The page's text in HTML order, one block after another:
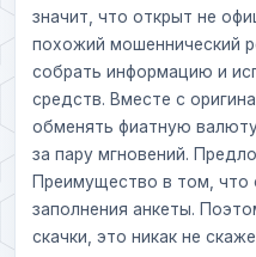
значит, что открыт не
похожий мошеннический
собрать информацию и
средств. Вместе с
обменять фиатную
за пару мгновений.
Преимущество в том, что
заполнения анкеты.
скачки, это никак не